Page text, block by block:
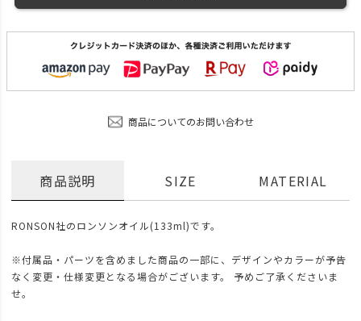
商品についてのお問い合わせ
商品説明
RONSON社のロンソンオイル(133ml)です。
※付属品・パーツを含めました商品の一部に、デザインやカラーが予告
なく変更・仕様変更となる場合がございます。 予めご了承くださいま
せ。
SIZE MATERIAL